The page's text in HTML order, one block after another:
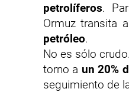
petrolíferos.
Ormuz transita
petróleo.
No es sólo
torno a un 20%
seguimiento de